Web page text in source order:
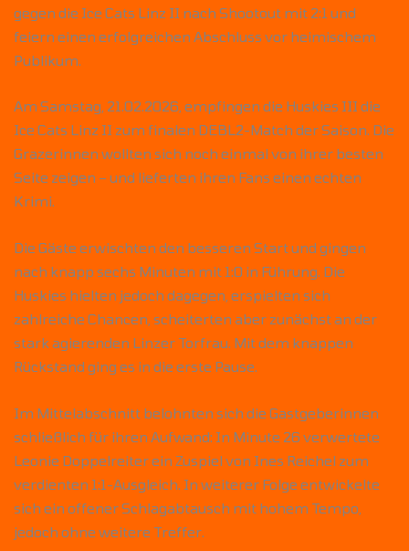
gegen die Ice Cats Linz II nach Shootout mit 2:1 und
feiern einen erfolgreichen Abschluss vor heimischem
Publikum.
Am Samstag, 21.02.2026, empfingen die Huskies III die
Ice Cats Linz II zum finalen DEBL2-Match der Saison. Die
Grazerinnen wollten sich noch einmal von ihrer besten
Seite zeigen – und lieferten ihren Fans einen echten
Krimi.
Die Gäste erwischten den besseren Start und gingen
nach knapp sechs Minuten mit 1:0 in Führung. Die
Huskies hielten jedoch dagegen, erspielten sich
zahlreiche Chancen, scheiterten aber zunächst an der
stark agierenden Linzer Torfrau. Mit dem knappen
Rückstand ging es in die erste Pause.
Im Mittelabschnitt belohnten sich die Gastgeberinnen
schließlich für ihren Aufwand: In Minute 26 verwertete
Leonie Doppelreiter ein Zuspiel von Ines Reichel zum
verdienten 1:1-Ausgleich. In weiterer Folge entwickelte
sich ein offener Schlagabtausch mit hohem Tempo,
jedoch ohne weitere Treffer.